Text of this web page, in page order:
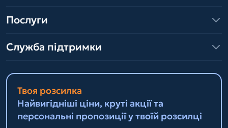
Послуги
Служба підтримки
Твоя розсилка
Найвигідніші ціни, круті акції та
персональні пропозиції у твоїй розсилці